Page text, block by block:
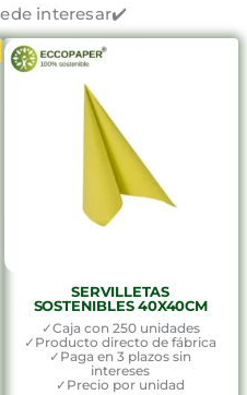
interesar✔️
SERVILLETAS
SOSTENIBLES 40X40CM
✓Caja con 250 unidades
✓Producto directo de fábrica
✓Paga en 3 plazos sin
intereses
✓Precio por unidad